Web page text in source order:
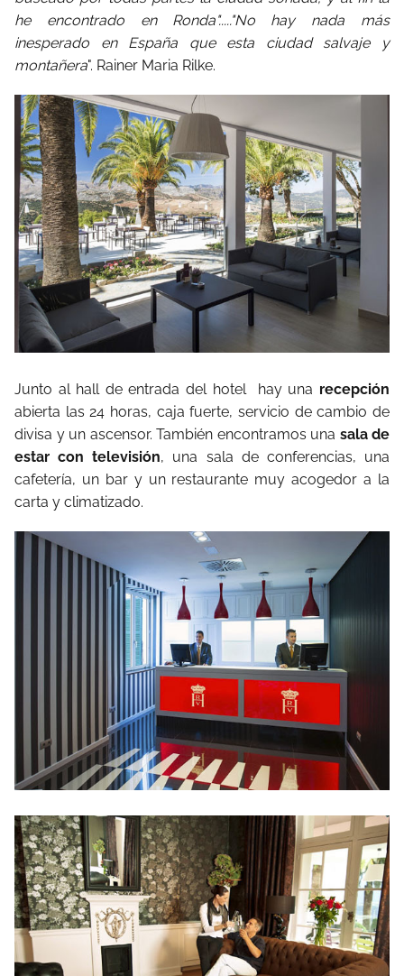
he encontrado en Ronda"....."No hay nada más
inesperado en España que esta ciudad salvaje y
montañera". Rainer Maria Rilke.
Junto al hall de entrada del hotel hay una recepción
abierta las 24 horas, caja fuerte, servicio de cambio de
divisa y un ascensor. También encontramos una sala de
estar con televisión, una sala de conferencias, una
cafetería, un bar y un restaurante muy acogedor a la
carta y climatizado.